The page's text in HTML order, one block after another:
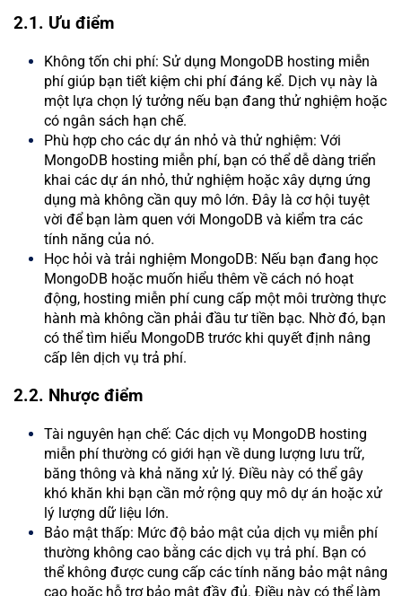
2.1. Ưu điểm
Không tốn chi phí: Sử dụng MongoDB hosting miễn
phí giúp bạn tiết kiệm chi phí đáng kể. Dịch vụ này là
một lựa chọn lý tưởng nếu bạn đang thử nghiệm hoặc
có ngân sách hạn chế.
Phù hợp cho các dự án nhỏ và thử nghiệm: Với
MongoDB hosting miễn phí, bạn có thể dễ dàng triển
khai các dự án nhỏ, thử nghiệm hoặc xây dựng ứng
dụng mà không cần quy mô lớn. Đây là cơ hội tuyệt
vời để bạn làm quen với MongoDB và kiểm tra các
tính năng của nó.
Học hỏi và trải nghiệm MongoDB: Nếu bạn đang học
MongoDB hoặc muốn hiểu thêm về cách nó hoạt
động, hosting miễn phí cung cấp một môi trường thực
hành mà không cần phải đầu tư tiền bạc. Nhờ đó, bạn
có thể tìm hiểu MongoDB trước khi quyết định nâng
cấp lên dịch vụ trả phí.
2.2. Nhược điểm
Tài nguyên hạn chế: Các dịch vụ MongoDB hosting
miễn phí thường có giới hạn về dung lượng lưu trữ,
băng thông và khả năng xử lý. Điều này có thể gây
khó khăn khi bạn cần mở rộng quy mô dự án hoặc xử
lý lượng dữ liệu lớn.
Bảo mật thấp: Mức độ bảo mật của dịch vụ miễn phí
thường không cao bằng các dịch vụ trả phí. Bạn có
thể không được cung cấp các tính năng bảo mật nâng
cao hoặc hỗ trợ bảo mật đầy đủ. Điều này có thể làm